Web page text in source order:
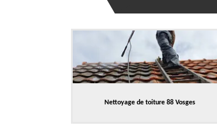
Nettoyage de toiture 88 Vosges